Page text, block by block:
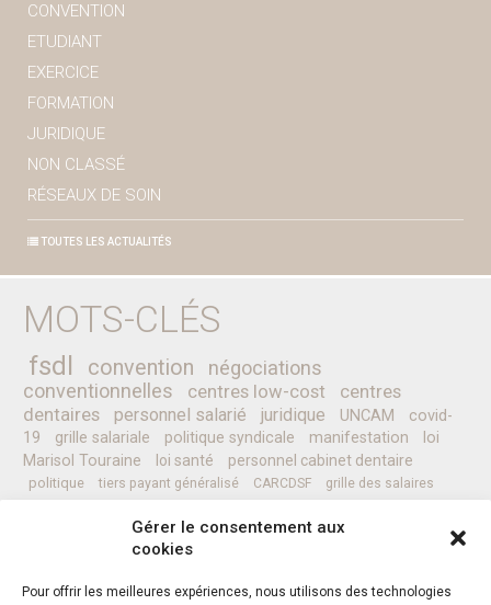
Gérer le consentement aux
cookies
Pour offrir les meilleures expériences, nous utilisons des technologies
CONVENTION
ETUDIANT
EXERCICE
FORMATION
JURIDIQUE
NON CLASSÉ
RÉSEAUX DE SOIN
TOUTES LES ACTUALITÉS
MOTS-CLÉS
fsdl convention
négociations
conventionnelles
centres low-cost
centres
dentaires
personnel salarié juridique UNCAM
covid-
19
grille salariale politique syndicale manifestation
loi
Marisol Touraine
loi santé personnel cabinet dentaire
politique tiers payant généralisé CARCDSF
grille des salaires
complémentaires santé
secret médical sénat CCAM
professionnels de santé